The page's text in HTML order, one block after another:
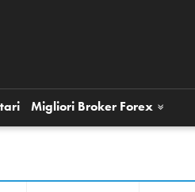
Migliori Broker Forex